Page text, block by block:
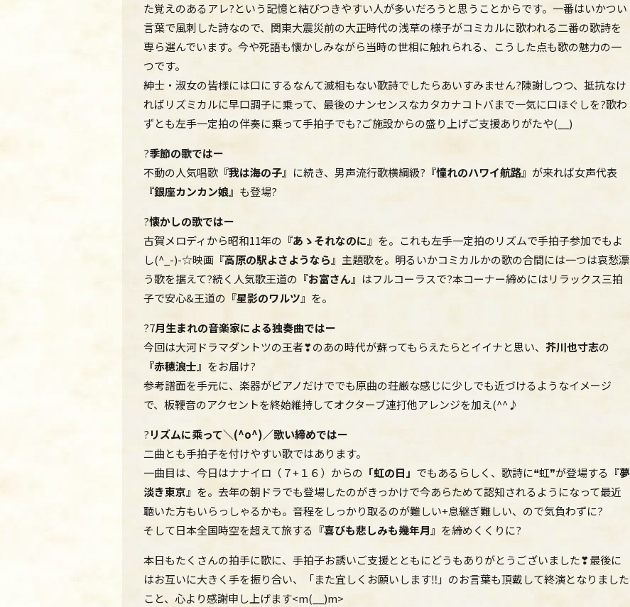
た覚えのあるアレ?という記憶と結びつきやすい人が多いだろうと思うことからです。一番はいかつい
言葉で風刺した詩なので、関東大震災前の大正時代の浅草の様子がコミカルに歌われる二番の歌詩を
専ら選んでいます。今や死語も懐かしみながら当時の世相に触れられる、こうした点も歌の魅力の一
つです。
紳士・淑女の皆様には口にするなんて滅相もない歌詩でしたらあいすみません?陳謝しつつ、抵抗なけ
ればリズミカルに早口調子に乗って、最後のナンセンスなカタカナコトバまで一気に口ほぐしを?歌わ
ずとも左手一定拍の伴奏に乗って手拍子でも?ご施設からの盛り上げご支援ありがたや(__)
?季節の歌ではー
不動の人気唱歌『我は海の子』 に続き、男声流行歌横綱級? 『憧れのハワイ航路』 が来れば女声代表
『銀座カンカン娘』 も登場?
?懐かしの歌ではー
古賀メロディから昭和11年の 『あゝそれなのに』 を。これも左手一定拍のリズムで手拍子参加でもよ
し(^_-)-☆映画『高原の駅よさようなら』 主題歌を。明るいかコミカルかの歌の合間には一つは哀愁漂
う歌を据えて?続く人気歌王道の 『お富さん』 はフルコーラスで?本コーナー締めにはリラックス三拍
子で安心&王道の 『星影のワルツ』 を。
?7月生まれの音楽家による独奏曲ではー
今回は大河ドラマダントツの王者❣のあの時代が蘇ってもらえたらとイイナと思い、 芥川也寸志の
『赤穂浪士』 をお届け?
参考譜面を手元に、楽器がピアノだけででも原曲の荘厳な感じに少しでも近づけるようなイメージ
で、板鞭音のアクセントを終始維持してオクターブ連打他アレンジを加え(^^♪
?リズムに乘って＼(^o^)／歌い締めではー
二曲とも手拍子を付けやすい歌ではあります。
一曲目は、今日はナナイロ（７+１６）からの 「虹の日」 でもあるらしく、歌詩に❝虹❞が登場する 『夢
淡き東京』 を。去年の朝ドラでも登場したのがきっかけで今あらためて認知されるようになって最近
聴いた方もいらっしゃるかも。音程をしっかり取るのが難しい+息継ぎ難しい、ので気負わずに?
そして日本全国時空を超えて旅する 『喜びも悲しみも幾年月』 を締めくくりに?
本日もたくさんの拍手に歌に、手拍子お誘いご支援とともにどうもありがとうございました❣最後に
はお互いに大きく手を振り合い、「また宜しくお願いします‼」のお言葉も頂戴して終演となりました
こと、心より感謝申し上げます<m(__)m>